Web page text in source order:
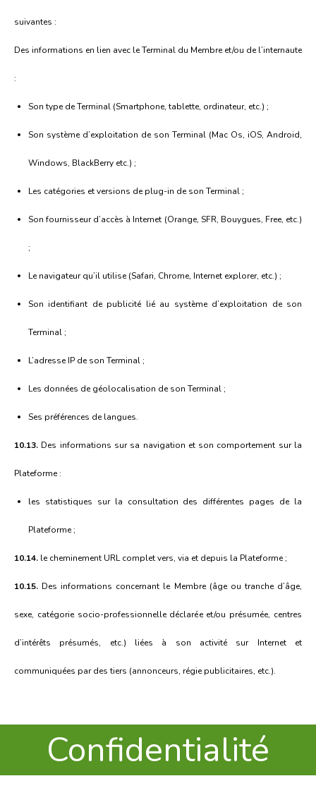
suivantes :
Des informations en lien avec le Terminal du Membre et/ou de l’internaute
:
Son type de Terminal (Smartphone, tablette, ordinateur, etc.) ;
Son système d’exploitation de son Terminal (Mac Os, iOS, Android,
Windows, BlackBerry etc.) ;
Les catégories et versions de plug-in de son Terminal ;
Son fournisseur d’accès à Internet (Orange, SFR, Bouygues, Free, etc.)
;
Le navigateur qu’il utilise (Safari, Chrome, Internet explorer, etc.) ;
Son identifiant de publicité lié au système d’exploitation de son
Terminal ;
L’adresse IP de son Terminal ;
Les données de géolocalisation de son Terminal ;
Ses préférences de langues.
10.13. Des informations sur sa navigation et son comportement sur la
Plateforme :
les statistiques sur la consultation des différentes pages de la
Plateforme ;
10.14. le cheminement URL complet vers, via et depuis la Plateforme ;
10.15. Des informations concernant le Membre (âge ou tranche d’âge,
sexe, catégorie socio-professionnelle déclarée et/ou présumée, centres
d’intérêts présumés, etc.) liées à son activité sur Internet et
communiquées par des tiers (annonceurs, régie publicitaires, etc.).
Confidentialité